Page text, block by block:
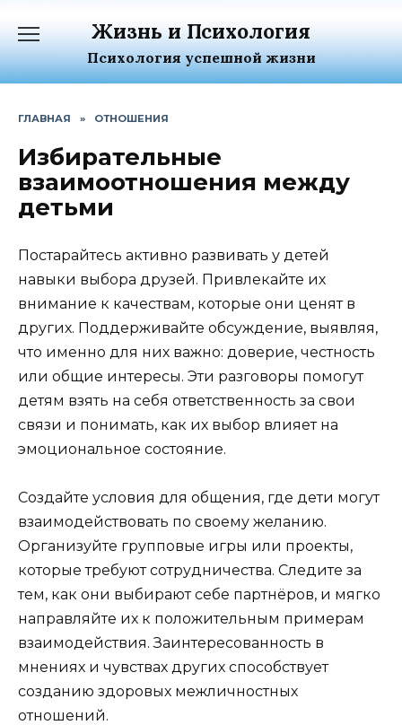
содержанию
Жизнь и Психология
Психология успешной жизни
ГЛАВНАЯ » ОТНОШЕНИЯ
Избирательные
взаимоотношения между
детьми
Постарайтесь активно развивать у детей
навыки выбора друзей. Привлекайте их
внимание к качествам, которые они ценят в
других. Поддерживайте обсуждение, выявляя,
что именно для них важно: доверие, честность
или общие интересы. Эти разговоры помогут
детям взять на себя ответственность за свои
связи и понимать, как их выбор влияет на
эмоциональное состояние.
Создайте условия для общения, где дети могут
взаимодействовать по своему желанию.
Организуйте групповые игры или проекты,
которые требуют сотрудничества. Следите за
тем, как они выбирают себе партнёров, и мягко
направляйте их к положительным примерам
взаимодействия. Заинтересованность в
мнениях и чувствах других способствует
созданию здоровых межличностных
отношений.